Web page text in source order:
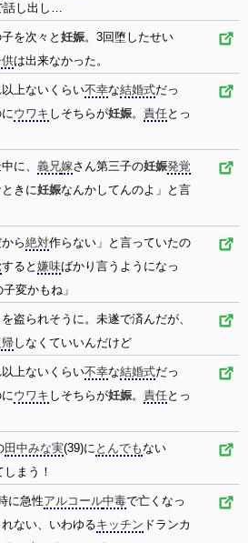
話し出し…
を次々と妊娠。3回堕したせい
は出来なかった。
上ないくらい不幸な結婚式だっ
ウワキ しそちらが妊娠。 責任とっ
に、 義兄嫁さん第三子の妊娠発覚
ときに妊娠なんかしてんのよ」と言
ら絶対作らない」と言っていたの
すると 嫌味ばかり言うようになっ
変かもね」
盗られそうに。未遂で済んだが、
しなくていいんだけど
上ないくらい不幸な結婚式だっ
ウワキ しそちらが妊娠。 責任とっ
田中みな実(39)に とんでもない
まう！
に急性アルコール中毒で亡くなっ
ない、いわゆるキッチン ドランカ